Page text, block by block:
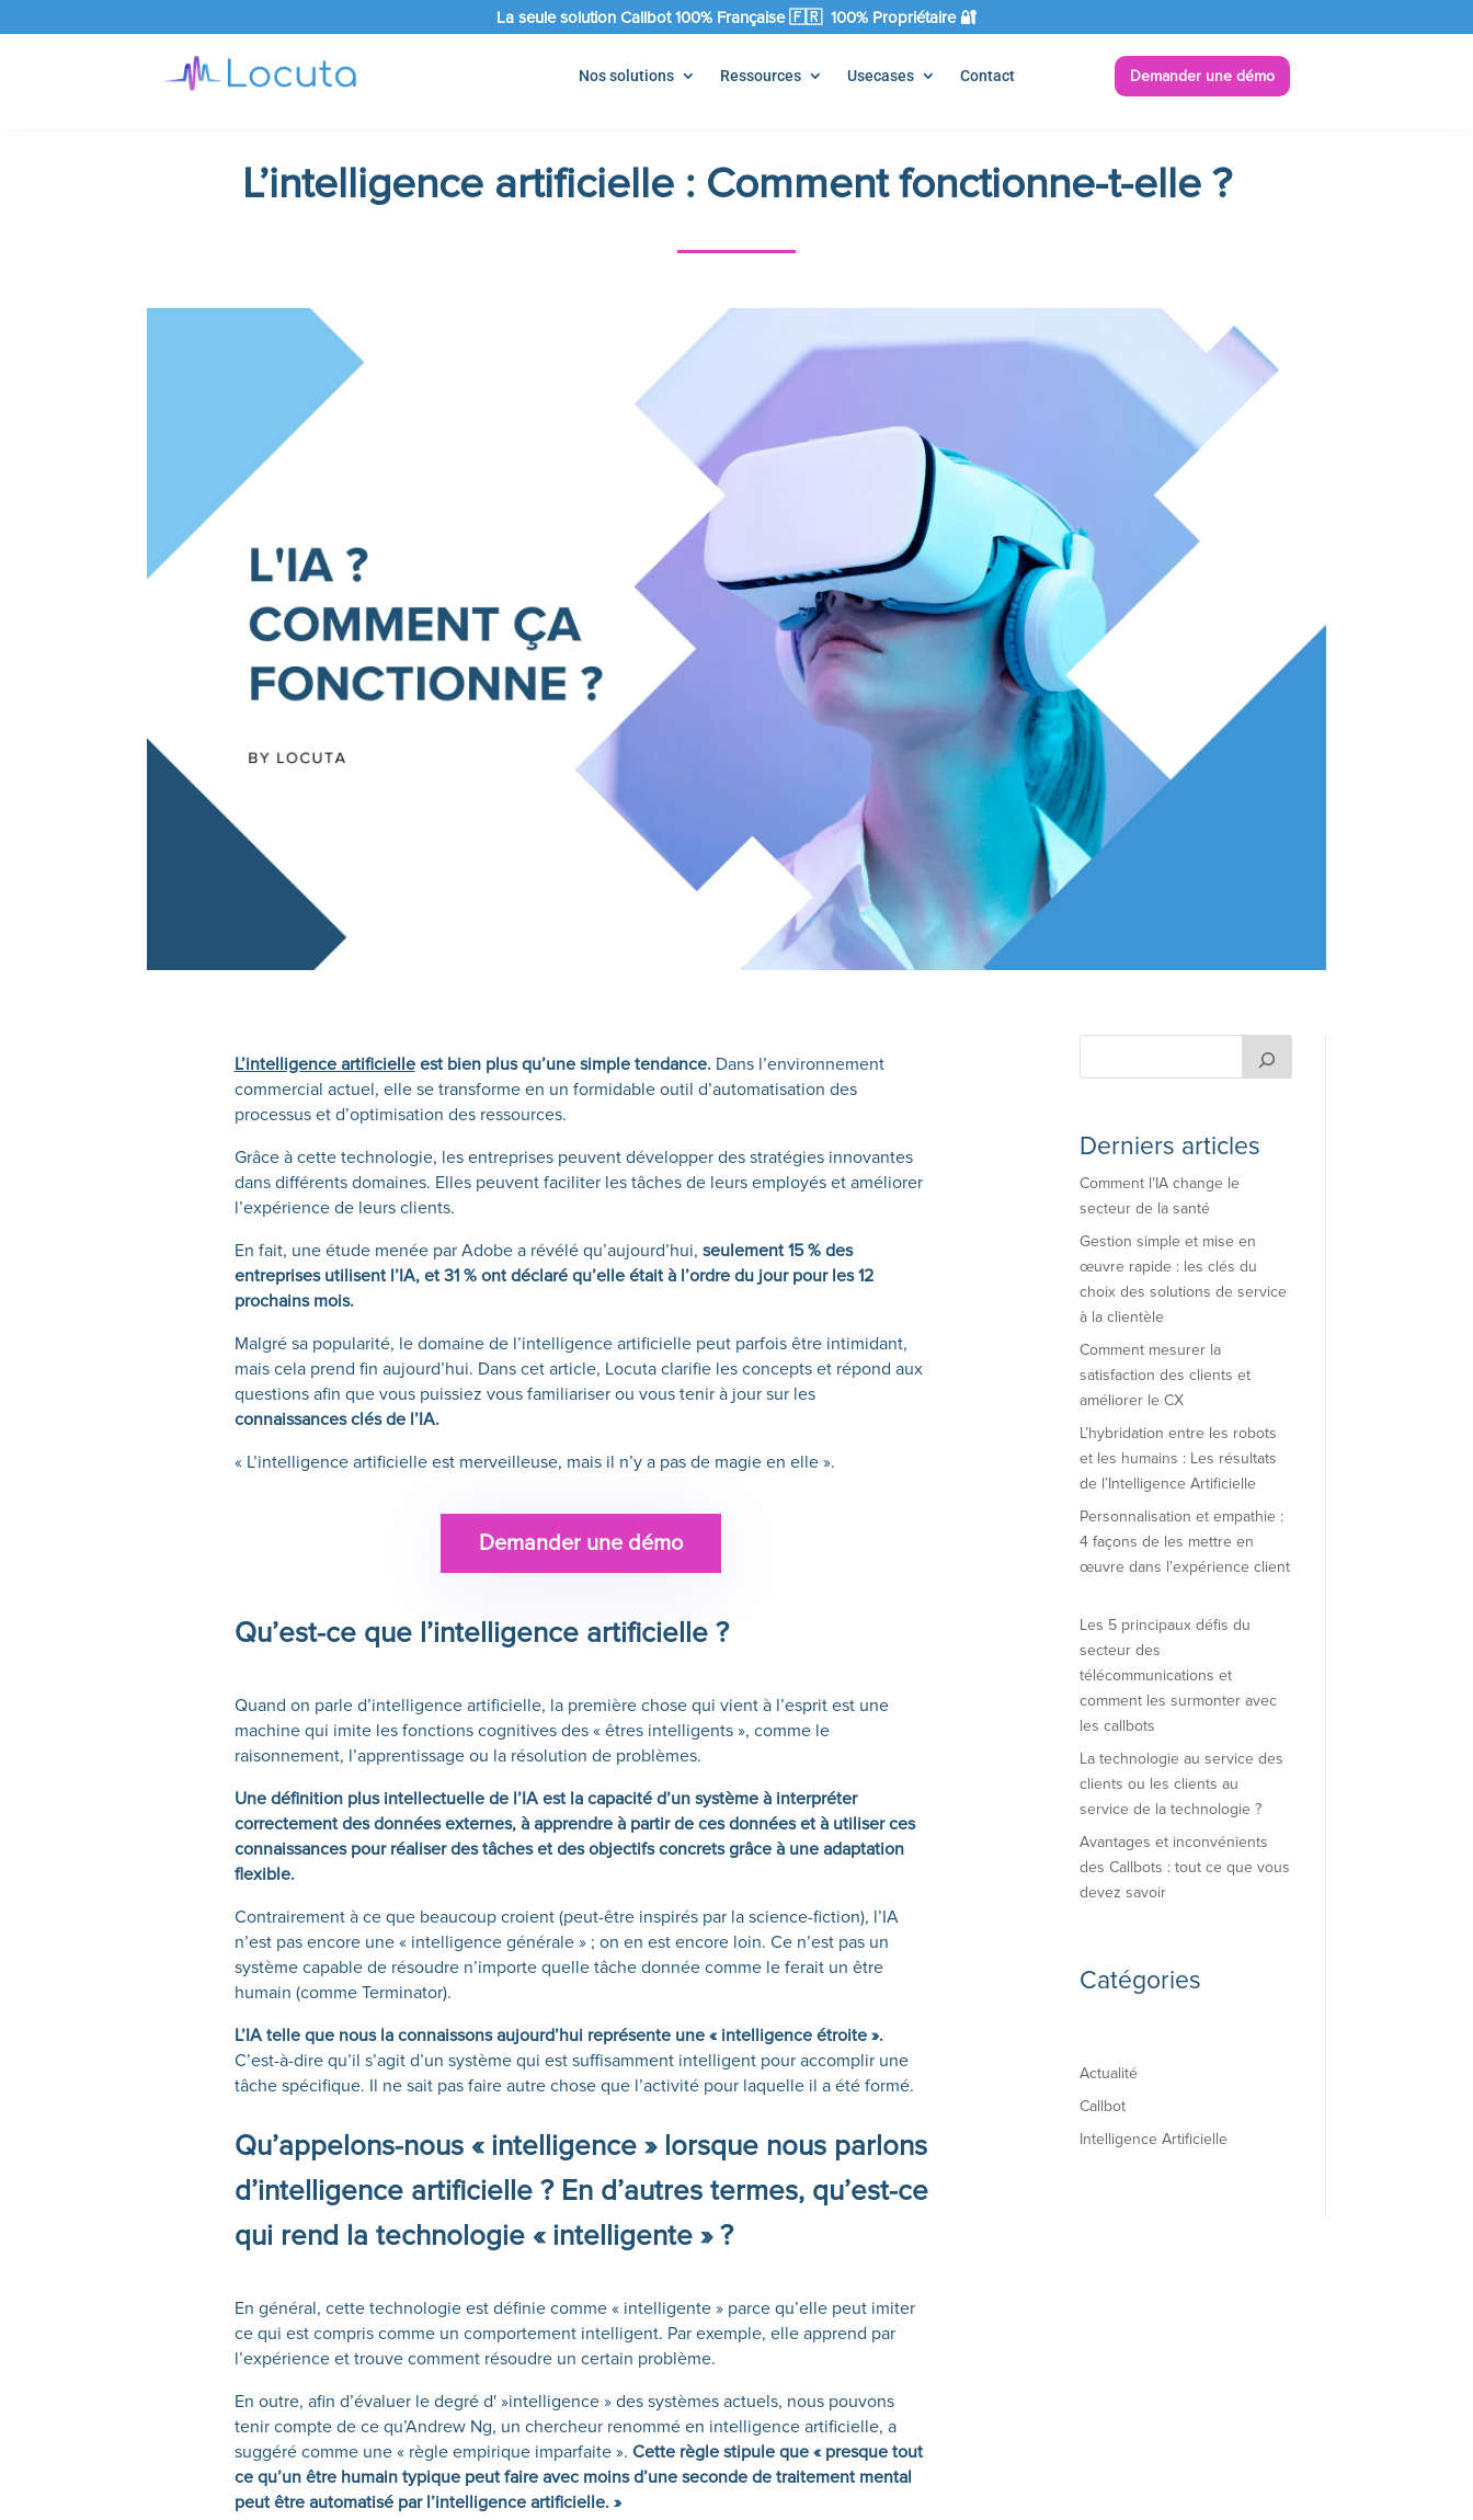
La seule solution Callbot 100% Française 🇫🇷 100% Propriétaire 🔐
Nos solutions Ressources Usecases Contact Demander une démo
L’intelligence artificielle : Comment fonctionne-t-elle ?
L’intelligence artificielleest bien plus qu’une simple tendance.Dans l’environnement
commercial actuel, elle se transforme en un formidable outil d’automatisation des
processus et d’optimisation des ressources.
Grâce à cette technologie, les entreprises peuvent développer des stratégies innovantes
dans différents domaines. Elles peuvent faciliter les tâches de leurs employés et améliorer
l’expérience de leurs clients.
En fait, une étude menée par Adobe a révélé qu’aujourd’hui, seulement 15 % des
entreprises utilisent l’IA, et 31 % ont déclaré qu’elle était à l’ordre du jour pour les 12
prochains mois.
Malgré sa popularité, le domaine de l’intelligence artificielle peut parfois être intimidant,
mais cela prend fin aujourd’hui. Dans cet article, Locuta clarifie les concepts et répond aux
questions afin que vous puissiez vous familiariser ou vous tenir à jour sur les
connaissances clés de l’IA.
« L’intelligence artificielle est merveilleuse, mais il n’y a pas de magie en elle ».
Demander une démo
Qu’est-ce que l’intelligence artificielle ?
Quand on parle d’intelligence artificielle, la première chose qui vient à l’esprit est une
machine qui imite les fonctions cognitives des « êtres intelligents », comme le
raisonnement, l’apprentissage ou la résolution de problèmes.
Une définition plus intellectuelle de l’IA est la capacité d’un système à interpréter
correctement des données externes, à apprendre à partir de ces données et à utiliser ces
connaissances pour réaliser des tâches et des objectifs concrets grâce à une adaptation
flexible.
Contrairement à ce que beaucoup croient (peut-être inspirés par la science-fiction), l’IA
n’est pas encore une « intelligence générale » ; on en est encore loin. Ce n’est pas un
système capable de résoudre n’importe quelle tâche donnée comme le ferait un être
humain (comme Terminator).
L’IA telle que nous la connaissons aujourd’hui représente une « intelligence étroite ».
C’est-à-dire qu’il s’agit d’un système qui est suffisamment intelligent pour accomplir une
tâche spécifique. Il ne sait pas faire autre chose que l’activité pour laquelle il a été formé.
Qu’appelons-nous « intelligence » lorsque nous parlons
d’intelligence artificielle ? En d’autres termes, qu’est-ce
qui rend la technologie « intelligente » ?
En général, cette technologie est définie comme « intelligente » parce qu’elle peut imiter
ce qui est compris comme un comportement intelligent. Par exemple, elle apprend par
l’expérience et trouve comment résoudre un certain problème.
En outre, afin d’évaluer le degré d' »intelligence » des systèmes actuels, nous pouvons
tenir compte de ce qu’Andrew Ng, un chercheur renommé en intelligence artificielle, a
suggéré comme une « règle empirique imparfaite ». Cette règle stipule que « presque tout
ce qu’un être humain typique peut faire avec moins d’une seconde de traitement mental
peut être automatisé par l’intelligence artificielle. »
Derniers articles
Comment l’IA change le
secteur de la santé
Gestion simple et mise en
œuvre rapide : les clés du
choix des solutions de service
à la clientèle
Comment mesurer la
satisfaction des clients et
améliorer le CX
L’hybridation entre les robots
et les humains : Les résultats
de l’Intelligence Artificielle
Personnalisation et empathie :
4 façons de les mettre en
œuvre dans l’expérience client
Les 5 principaux défis du
secteur des
télécommunications et
comment les surmonter avec
les callbots
La technologie au service des
clients ou les clients au
service de la technologie ?
Avantages et inconvénients
des Callbots : tout ce que vous
devez savoir
Catégories
Actualité
Callbot
Intelligence Artificielle